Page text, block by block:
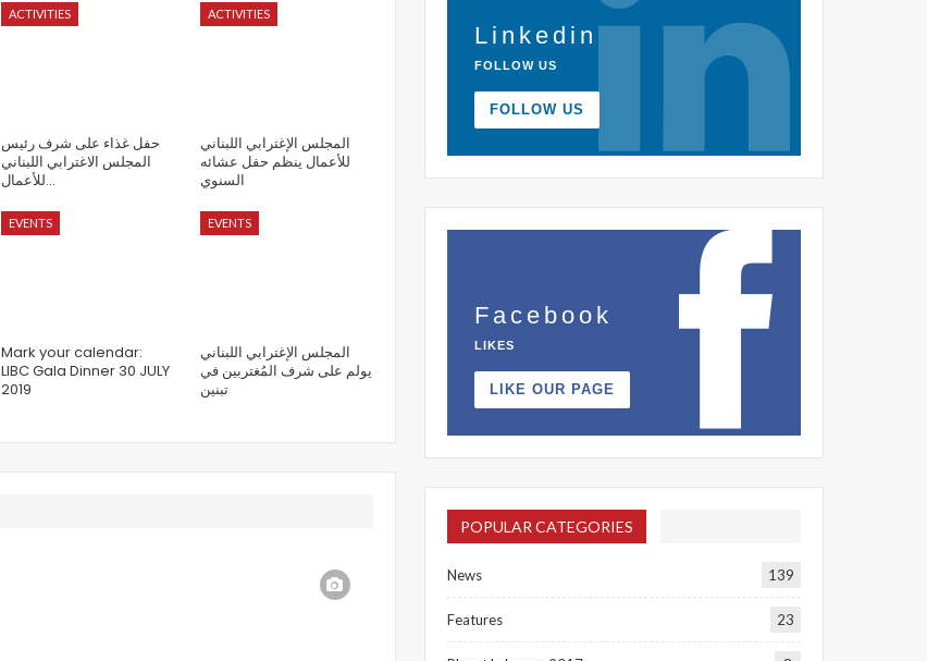
ACTIVITIES
حفل غذاء على شرف رئيس
المجلس الاغترابي اللبناني
للأعمال…
ACTIVITIES
المجلس الإغترابي اللبناني
للأعمال ينظم حفل عشائه
السنوي
EVENTS
Mark your calendar:
LIBC Gala Dinner 30 JULY
2019
EVENTS
المجلس الإغترابي اللبناني
يولم على شرف المُغتربين في
تبنين
Linkedin
FOLLOW US
FOLLOW US
Facebook
LIKES
LIKE OUR PAGE
POPULAR CATEGORIES
News 139
Features 23